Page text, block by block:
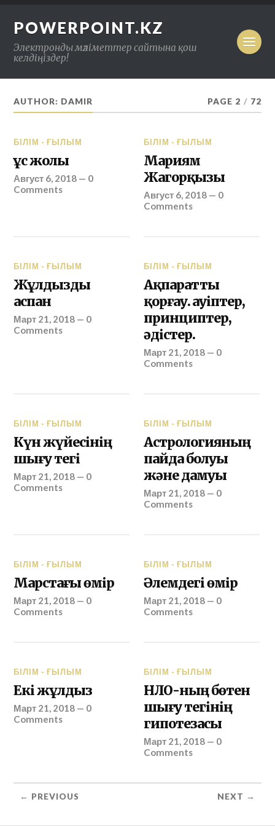
POWERPOINT.KZ
Электронды мәліметтер сайтына қош
келдіңіздер!
AUTHOR: DAMIR PAGE 2 / 72
БІЛІМ - ҒЫЛЫМ
Құс жолы
Август 6, 2018 — 0
Comments
БІЛІМ - ҒЫЛЫМ
Мариям
Жагорқызы
Август 6, 2018 — 0
Comments
БІЛІМ - ҒЫЛЫМ
Жұлдызды
аспан
Март 21, 2018 — 0
Comments
БІЛІМ - ҒЫЛЫМ
Ақпаратты
қорғау. Қауіптер,
принциптер,
әдістер.
Март 21, 2018 — 0
Comments
БІЛІМ - ҒЫЛЫМ
Күн жүйесiнiң
шығу тегi
Март 21, 2018 — 0
Comments
БІЛІМ - ҒЫЛЫМ
Астрологияның
пайда болуы
және дамуы
Март 21, 2018 — 0
Comments
БІЛІМ - ҒЫЛЫМ
Марстағы өмір
Март 21, 2018 — 0
Comments
БІЛІМ - ҒЫЛЫМ
Әлемдегі өмір
Март 21, 2018 — 0
Comments
БІЛІМ - ҒЫЛЫМ
Екі жұлдыз
Март 21, 2018 — 0
Comments
БІЛІМ - ҒЫЛЫМ
НЛО-ның бөтен
шығу тегінің
гипотезасы
Март 21, 2018 — 0
Comments
← PREVIOUS NEXT →